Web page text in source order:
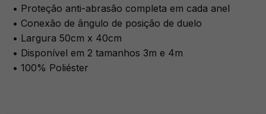
• Proteção anti-abrasão completa em cada anel
• Conexão de ângulo de posição de duelo
• Largura 50cm x 40cm
• Disponível em 2 tamanhos 3m e 4m
• 100% Poliéster